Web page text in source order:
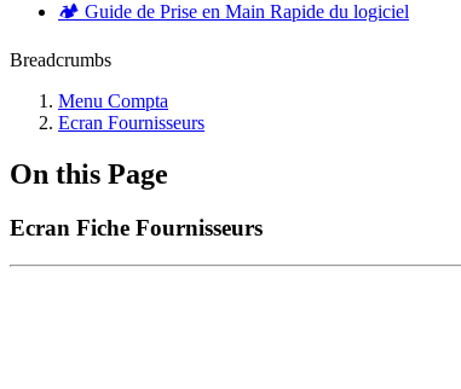
🏕️ Guide de Prise en Main Rapide du logiciel
Breadcrumbs
Menu Compta
Ecran Fournisseurs
On this Page
Ecran Fiche Fournisseurs